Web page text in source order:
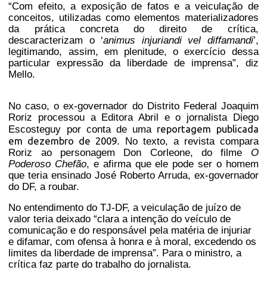
“Com efeito, a exposição de fatos e a veiculação de
conceitos, utilizadas como elementos materializadores
da prática concreta do direito de crítica,
descaracterizam o ‘animus injuriandi vel diffamandi’,
legitimando, assim, em plenitude, o exercício dessa
particular expressão da liberdade de imprensa”, diz
Mello.
No caso, o ex-governador do Distrito Federal Joaquim
Roriz processou a Editora Abril e o jornalista Diego
Escosteguy por conta de uma reportagem publicada
em dezembro de 2009. No texto, a revista compara
Roriz ao personagem Don Corleone, do filme
O
Poderoso Chefão, e afirma que ele pode ser o homem
que teria ensinado José Roberto Arruda, ex-governador
do DF, a roubar.
No entendimento do TJ-DF, a veiculação de juízo de
valor teria deixado “clara a intenção do veículo de
comunicação e do responsável pela matéria de injuriar
e difamar, com ofensa à honra e à moral, excedendo os
limites da liberdade de imprensa”. Para o ministro, a
crítica faz parte do trabalho do jornalista.